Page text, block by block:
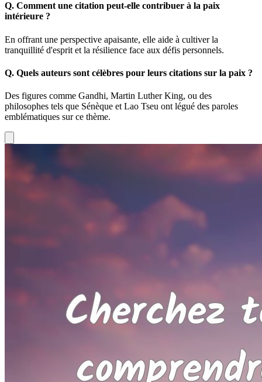
Q. Comment une citation peut-elle contribuer à la paix
intérieure ?
En offrant une perspective apaisante, elle aide à cultiver la
tranquillité d'esprit et la résilience face aux défis personnels.
Q. Quels auteurs sont célèbres pour leurs citations sur la paix ?
Des figures comme Gandhi, Martin Luther King, ou des
philosophes tels que Sénèque et Lao Tseu ont légué des paroles
emblématiques sur ce thème.